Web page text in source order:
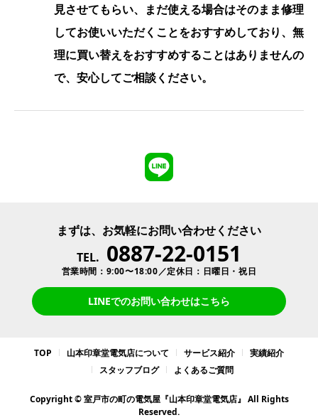
見させてもらい、まだ使える場合はそのまま修理
してお使いいただくことをおすすめしており、無
理に買い替えをおすすめすることはありませんの
で、安心してご相談ください。
まずは、お気軽にお問い合わせください
TEL. 0887-22-0151
営業時間：9:00〜18:00／定休日：日曜日・祝日
LINEでのお問い合わせはこちら
TOP 山本印章堂電気店について サービス紹介
実績紹介
スタッフブログ
よくあるご質問
Copyright © 室戸市の町の電気屋『山本印章堂電気店』 All Rights
Reserved.